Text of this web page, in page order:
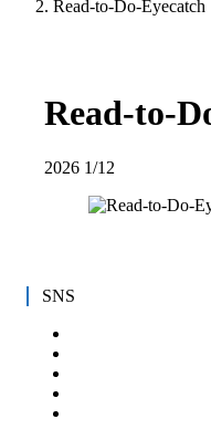
Read-to-Do-Eyecatch
Read-to-
2026 1/12
SNS